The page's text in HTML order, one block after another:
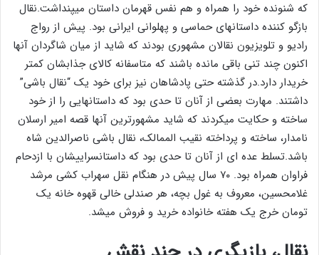
که شنونده خود را همراه و هم نفس قهرمان داستان میپنداشت.نقال
بازگو کننده داستانهای حماسی و پهلوانی ایرانی بود. پیش از رواج
رادیو و تلویزیون نقالان مشهوری بودند که شاید از میان شاگردان آنها
اکنون چند تنی باقی مانده باشند که متاسفانه کالای جذابشان کمتر
خریدار دارد.در گذشته حتی پادشاهان نیز برای خود یک “نقال باشی”
داشتند. مهارت بعضی از آنان تا حدی بود که داستانهایی را از خود
ساخته و حکایت میکردند که شاید مشهورترین آنها قصه امیر ارسلان
نامدار، ساخته و پرداخته نقیب الممالک، نقال باشی ناصرالدین شاه
باشد.تسلط عده ای از آنان تا حدی بود که داستانسراییشان با ازدحام
فراوان همراه بود. ۷۰ سال پیش در هنگام نقل سهراب کشی مرشد
غلامحسین، معروف به غول بچه، هر صندلی خالی قهوه خانه یک
تومان خرج یک هفته خانواده خرید و فروش میشد.